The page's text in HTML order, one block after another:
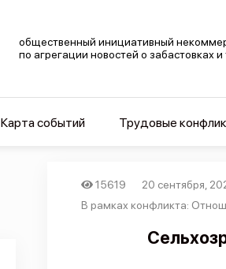
общественный инициативный
по агрегации новостей о забастовках
Карта событий Трудовые
15619
20 сентября,
В рамках конфликта: